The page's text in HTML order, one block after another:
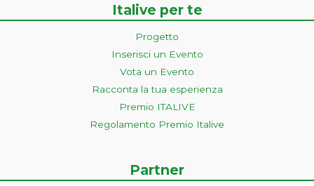
Italive per te
Progetto
Inserisci un Evento
Vota un Evento
Racconta la tua esperienza
Premio ITALIVE
Regolamento Premio Italive
Partner